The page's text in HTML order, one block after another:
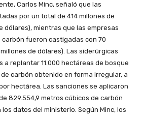
Carlos Minc, señaló que las
por un total de 414 millones de
dólares), mientras que las empresas
fueron castigadas con 70
de dólares). Las siderúrgicas
a replantar 11.000 hectáreas de bosque
carbón obtenido en forma irregular, a
hectárea. Las sanciones se aplicaron
829.554,9 metros cúbicos de carbón
datos del ministerio. Según Minc, los